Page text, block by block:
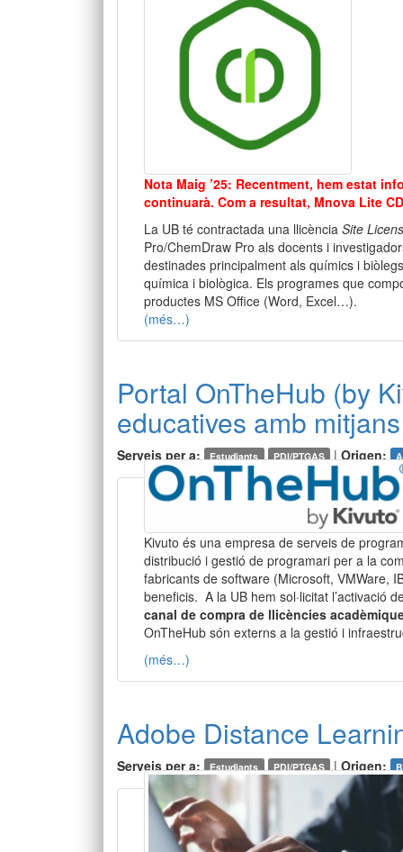
Nota Maig ’25: Recentment, hem estat
continuarà. Com a resultat, Mnova Lite
La UB té contractada una llicència Site
Pro/ChemDraw Pro als docents i
destinades principalment als químics i
química i biològica. Els programes que
productes MS Office (Word, Excel…).
(més…)
Portal OnTheHub (by
educatives amb
Serveis per a: Estudiants PDI/PTGAS |Origen:
Kivuto és una empresa de serveis de
distribució i gestió de programari per a la
fabricants de software (Microsoft, VMWare,
beneficis. A la UB hem sol·licitat l’activació
canal de compra de llicències
OnTheHub són externs a la gestió i
(més…)
Adobe Distance
Serveis per a: Estudiants PDI/PTGAS |Origen: